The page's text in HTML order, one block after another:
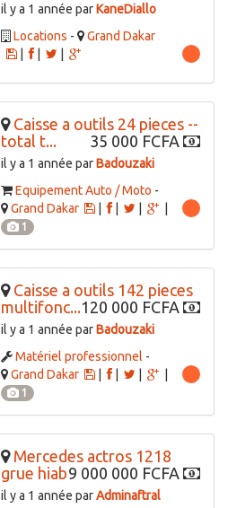
il y a 1 année parKaneDiallo
Locations -
Grand Dakar
|
Caisse a outils 24 pieces --
total t...
35 000 FCFA
il y a 1 année parBadouzaki
Equipement Auto / Moto -
Grand Dakar
|
1
Caisse a outils 142 pieces
multifonc...120 000 FCFA
il y a 1 année parBadouzaki
Matériel professionnel -
Grand Dakar
|
1
Mercedes actros 1218
grue hiab9 000 000 FCFA
il y a 1 année parAdminaftral